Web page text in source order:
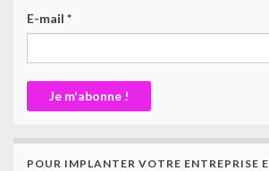
E-mail *
POUR IMPLANTER VOTRE ENTREPRISE